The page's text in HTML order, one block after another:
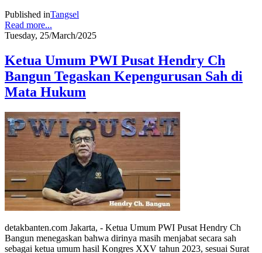
Published inTangsel
Read more...
Tuesday, 25/March/2025
Ketua Umum PWI Pusat Hendry Ch
Bangun Tegaskan Kepengurusan Sah di
Mata Hukum
detakbanten.com Jakarta, - Ketua Umum PWI Pusat Hendry Ch
Bangun menegaskan bahwa dirinya masih menjabat secara sah
sebagai ketua umum hasil Kongres XXV tahun 2023, sesuai Surat